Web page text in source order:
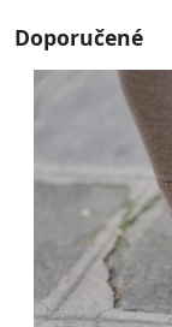
Doporučené